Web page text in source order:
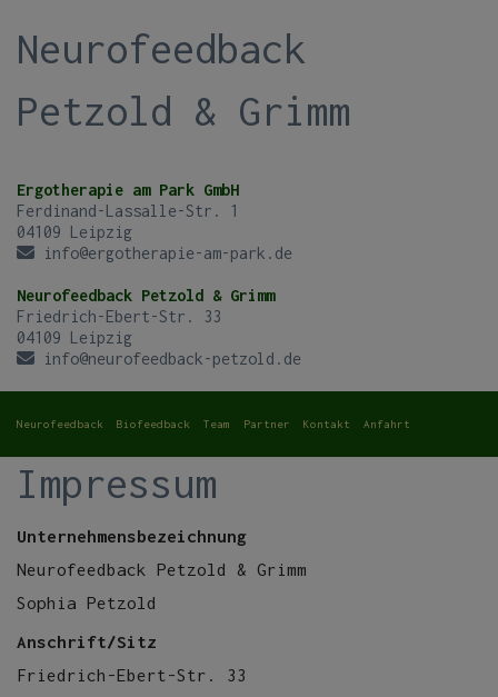
Neurofeedback
Petzold & Grimm
Ergotherapie am Park GmbH
Ferdinand-Lassalle-Str. 1
04109 Leipzig
info@ergotherapie-am-park.de
Neurofeedback Petzold & Grimm
Friedrich-Ebert-Str. 33
04109 Leipzig
info@neurofeedback-petzold.de
Neurofeedback Biofeedback Team Partner Kontakt Anfahrt
Impressum
Unternehmensbezeichnung
Neurofeedback Petzold & Grimm
Sophia Petzold
Anschrift/Sitz
Friedrich-Ebert-Str. 33